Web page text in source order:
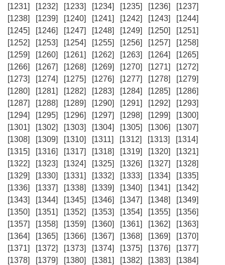
[1231]
[1232] [1233] [1234] [1235] [1236]
[1237]
[1238]
[1239] [1240] [1241] [1242] [1243]
[1244]
[1245]
[1246] [1247] [1248] [1249] [1250]
[1251]
[1252]
[1253] [1254] [1255] [1256] [1257]
[1258]
[1259]
[1260] [1261] [1262] [1263] [1264]
[1265]
[1266]
[1267] [1268] [1269] [1270] [1271]
[1272]
[1273]
[1274] [1275] [1276] [1277] [1278]
[1279]
[1280]
[1281] [1282] [1283] [1284] [1285]
[1286]
[1287]
[1288] [1289] [1290] [1291] [1292]
[1293]
[1294]
[1295] [1296] [1297] [1298] [1299]
[1300]
[1301]
[1302] [1303] [1304] [1305] [1306]
[1307]
[1308]
[1309] [1310] [1311] [1312] [1313]
[1314]
[1315]
[1316] [1317] [1318] [1319] [1320]
[1321]
[1322]
[1323] [1324] [1325] [1326] [1327]
[1328]
[1329]
[1330] [1331] [1332] [1333] [1334]
[1335]
[1336]
[1337] [1338] [1339] [1340] [1341]
[1342]
[1343]
[1344] [1345] [1346] [1347] [1348]
[1349]
[1350]
[1351] [1352] [1353] [1354] [1355]
[1356]
[1357]
[1358] [1359] [1360] [1361] [1362]
[1363]
[1364]
[1365] [1366] [1367] [1368] [1369]
[1370]
[1371]
[1372] [1373] [1374] [1375] [1376]
[1377]
[1378]
[1379] [1380] [1381] [1382] [1383]
[1384]